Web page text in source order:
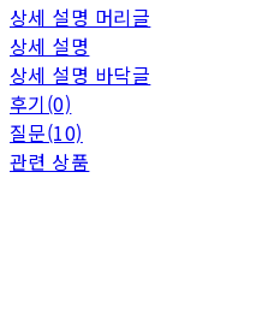
상세 설명 머리글
상세 설명
상세 설명 바닥글
후기(0)
질문(10)
관련 상품